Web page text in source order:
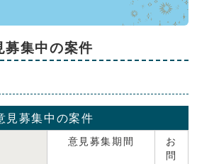
募集中の案件
見募集中の案件
意見募集期間
お
問